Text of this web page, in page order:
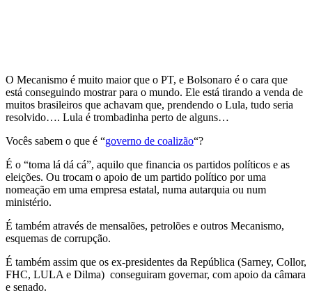
O Mecanismo é muito maior que o PT, e Bolsonaro é o cara que
está conseguindo mostrar para o mundo. Ele está tirando a venda de
muitos brasileiros que achavam que, prendendo o Lula, tudo seria
resolvido…. Lula é trombadinha perto de alguns…
Vocês sabem o que é “governo de coalizão“?
É o “toma lá dá cá”, aquilo que financia os partidos políticos e as
eleições. Ou trocam o apoio de um partido político por uma
nomeação em uma empresa estatal, numa autarquia ou num
ministério.
É também através de mensalões, petrolões e outros Mecanismo,
esquemas de corrupção.
É também assim que os ex-presidentes da República (Sarney, Collor,
FHC, LULA e Dilma) conseguiram governar, com apoio da câmara
e senado.